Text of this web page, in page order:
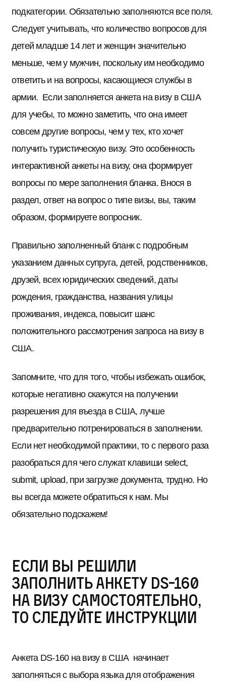
подкатегории. Обязательно заполняются все поля.
Следует учитывать, что количество вопросов для
детей младше 14 лет и женщин значительно
меньше, чем у мужчин, поскольку им необходимо
ответить и на вопросы, касающиеся службы в
армии. Если заполняется анкета на визу в США
для учебы, то можно заметить, что она имеет
совсем другие вопросы, чем у тех, кто хочет
получить туристическую визу. Это особенность
интерактивной анкеты на визу, она формирует
вопросы по мере заполнения бланка. Внося в
раздел, ответ на вопрос о типе визы, вы, таким
образом, формируете вопросник.
Правильно заполненный бланк с подробным
указанием данных супруга, детей, родственников,
друзей, всех юридических сведений, даты
рождения, гражданства, названия улицы
проживания, индекса, повысит шанс
положительного рассмотрения запроса на визу в
США.
Запомните, что для того, чтобы избежать ошибок,
которые негативно скажутся на получении
разрешения для въезда в США, лучше
предварительно потренироваться в заполнении.
Если нет необходимой практики, то с первого раза
разобраться для чего служат клавиши select,
submit, upload, при загрузке документа, трудно. Но
вы всегда можете обратиться к нам. Мы
обязательно подскажем!
Если вы решили
заполнить анкету DS-160
на визу самостоятельно,
то следуйте инструкции
Анкета DS-160 на визу в США начинает
заполняться с выбора языка для отображения